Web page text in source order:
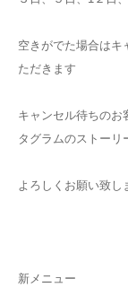
空きがでた場合はキ
ただきます
キャンセル待ちのお
タグラムのストーリ
よろしくお願い致し
新メニュー